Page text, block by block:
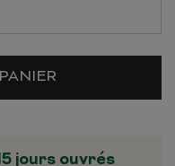
jours ouvrés